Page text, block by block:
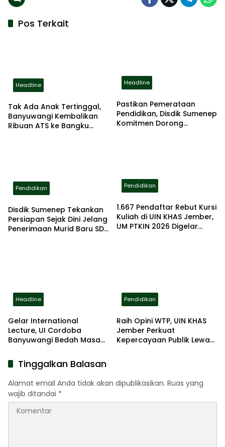
Pos Terkait
Headline
Tak Ada Anak Tertinggal,
Banyuwangi Kembalikan
Ribuan ATS ke Bangku
Headline
Pastikan Pemerataan
Pendidikan, Disdik Sumenep
Komitmen Dorong
Pendidikan
Disdik Sumenep Tekankan
Persiapan Sejak Dini Jelang
Penerimaan Murid Baru SD
Pendidikan
1.667 Pendaftar Rebut Kursi
Kuliah di UIN KHAS Jember,
UM PTKIN 2026 Digelar
Headline
Gelar International
Lecture, UI Cordoba
Banyuwangi Bedah Masa
Profesor AS dan Malaysia
Pendidikan
Raih Opini WTP, UIN KHAS
Jember Perkuat
Kepercayaan Publik Lewat
Tinggalkan Balasan
Alamat email Anda tidak akan dipublikasikan. Ruas yang
wajib ditandai *